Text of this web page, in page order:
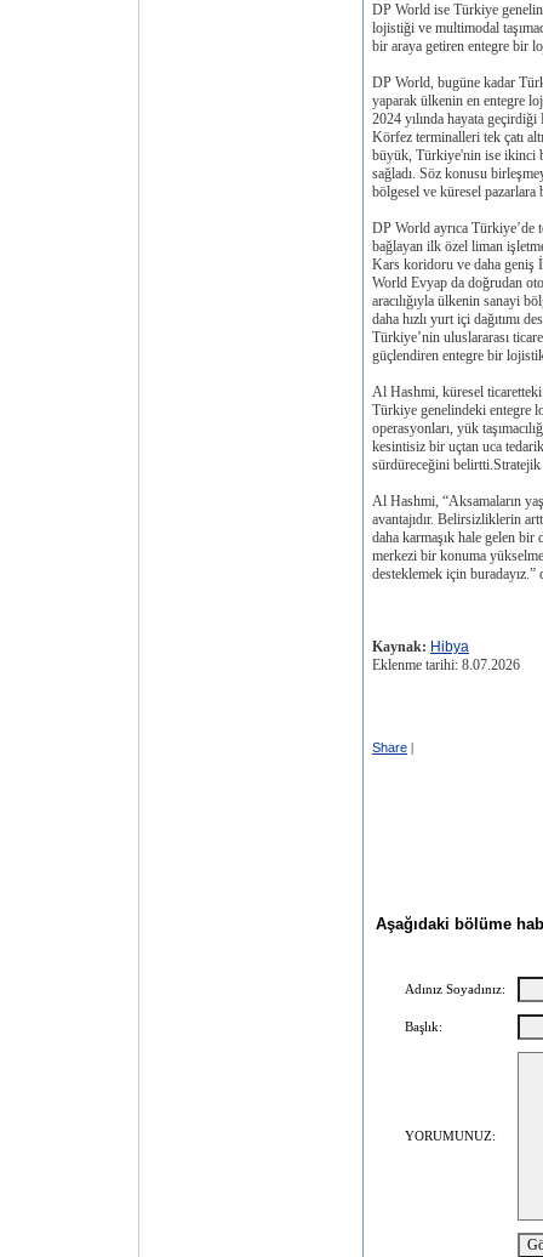
DP World ise Türkiye
lojistiği ve multimodal
bir araya getiren entegre bir
DP World, bugüne kadar
yaparak ülkenin en entegre
2024 yılında hayata
Körfez terminalleri tek çatı
büyük, Türkiye'nin ise ikinci
sağladı. Söz konusu
bölgesel ve küresel pazarlara
DP World ayrıca Türkiye’de
bağlayan ilk özel liman
Kars koridoru ve daha geniş
World Evyap da doğrudan
aracılığıyla ülkenin sanayi
daha hızlı yurt içi dağıtımı
Türkiye’nin uluslararası
güçlendiren entegre bir
Al Hashmi, küresel
Türkiye genelindeki entegre
operasyonları, yük
kesintisiz bir uçtan uca
sürdüreceğini belirtti.Stratejik
Al Hashmi, “Aksamaların
avantajıdır. Belirsizliklerin
daha karmaşık hale gelen bir
merkezi bir konuma
desteklemek için buradayız.”
Kaynak: Hibya
Eklenme tarihi: 8.07.2026
Share
Aşağıdaki bölüme
Adınız Soyadınız:
Başlık:
YORUMUNUZ: